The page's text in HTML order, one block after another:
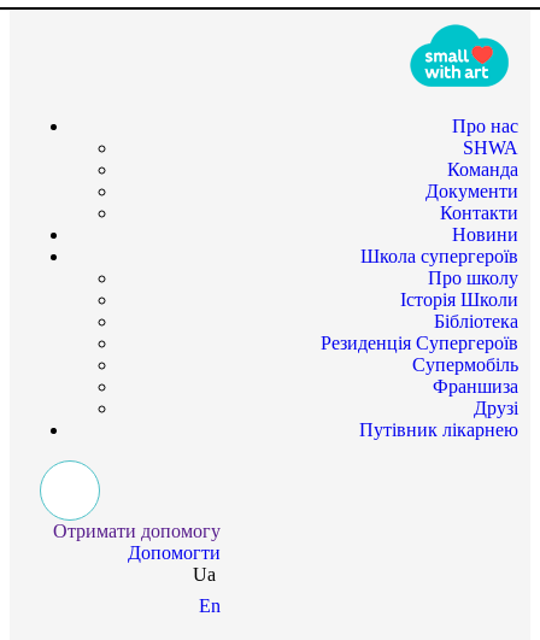
Про нас
SHWA
Команда
Документи
Контакти
Новини
Школа супергероїв
Про школу
Історія Школи
Бібліотека
Резиденція Супергероїв
Супермобіль
Франшиза
Друзі
Путівник лікарнею
Отримати допомогу
Допомогти
Ua
En